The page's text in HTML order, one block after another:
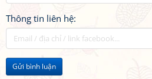
Thông tin liên hệ:
Gửi bình luận